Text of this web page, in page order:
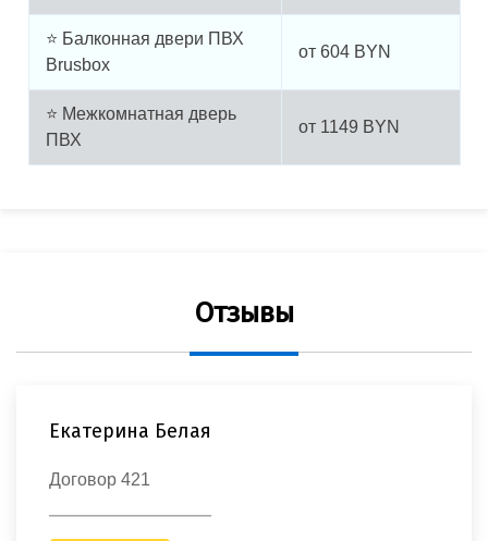
⭐ Балконная двери ПВХ
Brusbox
от 604 BYN
⭐ Межкомнатная дверь
ПВХ
от 1149 BYN
Отзывы
Екатерина Белая
Договор 421